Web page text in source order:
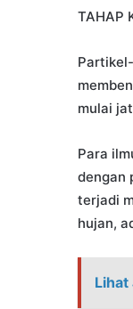
TAHAP
mulai
Para
dengan
terjadi
hujan,
Lihat